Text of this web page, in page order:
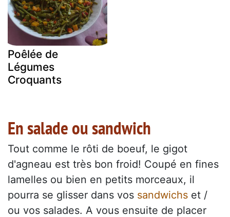
Poêlée de
Légumes
Croquants
En salade ou sandwich
Tout comme le rôti de boeuf, le gigot
d'agneau est très bon froid! Coupé en fines
lamelles ou bien en petits morceaux, il
pourra se glisser dans vos sandwichs et /
ou vos salades. A vous ensuite de placer